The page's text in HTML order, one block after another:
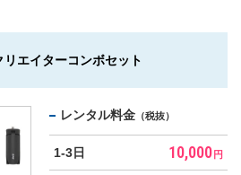
エイターコンボセット
レンタル料金 （税抜）
1-3日 10,000 円